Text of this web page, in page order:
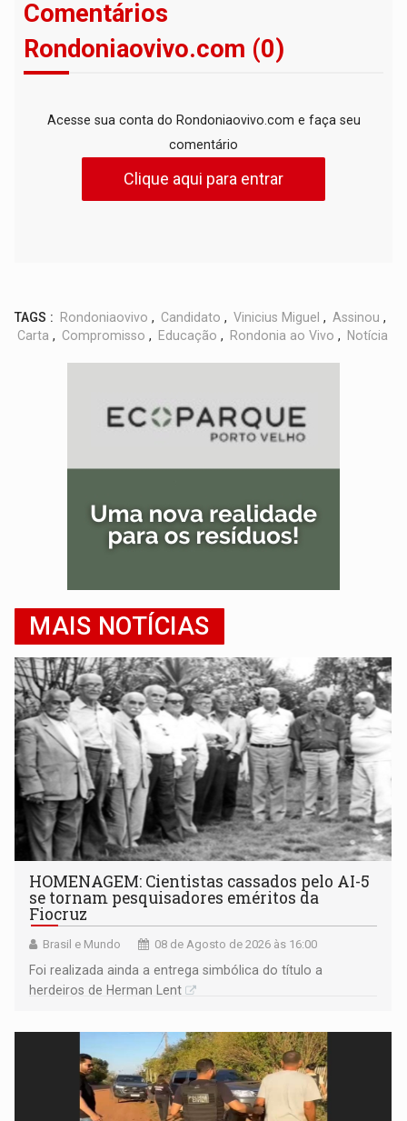
Comentários
Rondoniaovivo.com (0)
Acesse sua conta do Rondoniaovivo.com e faça seu
comentário
Clique aqui para entrar
TAGS : Rondoniaovivo , Candidato , Vinicius Miguel , Assinou ,
Carta , Compromisso , Educação , Rondonia ao Vivo , Notícia
MAIS NOTÍCIAS
HOMENAGEM: Cientistas cassados pelo AI-5
se tornam pesquisadores eméritos da
Fiocruz
Brasil e Mundo 08 de Agosto de 2026 às 16:00
Foi realizada ainda a entrega simbólica do título a
herdeiros de Herman Lent